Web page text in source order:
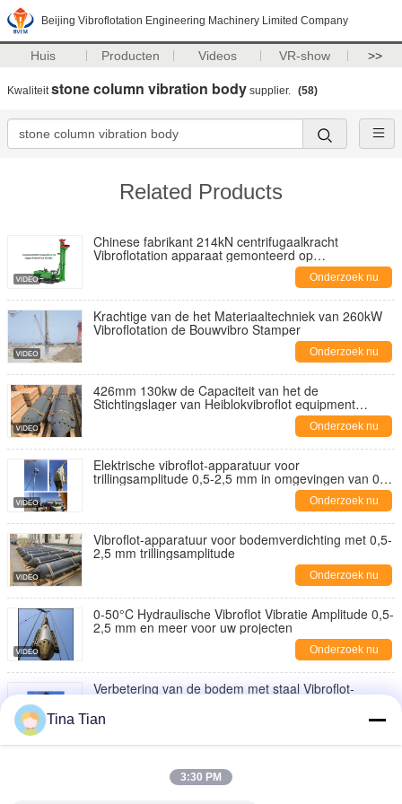
Beijing Vibroflotation Engineering Machinery Limited Company
Huis Producten Videos VR-show >>
Kwaliteitstone column vibration body supplier. (58)
Related Products
Chinese fabrikant 214kN centrifugaalkracht
Vibroflotation apparaat gemonteerd op
boorinstallatie die het energiesysteem deeltOnderzoek nu
Krachtige van de het Materiaaltechniek van 260kW
Vibroflotation de Bouwvibro Stamper
Onderzoek nu
426mm 130kw de Capaciteit van het de
Stichtingslager van Heiblokvibroflot equipment
Onderzoek nu
Elektrische vibroflot-apparatuur voor
trillingsamplitude 0,5-2,5 mm in omgevingen van 0-
Onderzoek nu
Vibroflot-apparatuur voor bodemverdichting met 0,5-
2,5 mm trillingsamplitude
Onderzoek nu
0-50°C Hydraulische Vibroflot Vibratie Amplitude 0,5-
2,5 mm en meer voor uw projecten
Onderzoek nu
Verbetering van de bodem met staal Vibroflot-
Onderzoek nu
aan de frequentie van de bodemlaag in
vloeistofweerstand
Tina Tian
3:30 PM